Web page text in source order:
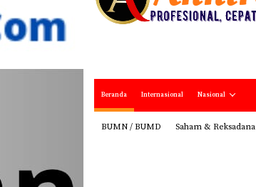
Beranda Internasional Nasional
BUMN / BUMD Saham & Reksadana